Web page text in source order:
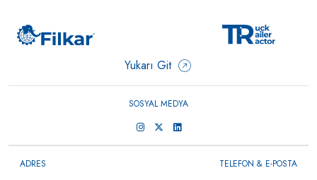
Yukarı Git
SOSYAL MEDYA
ADRES
TELEFON & E-POSTA